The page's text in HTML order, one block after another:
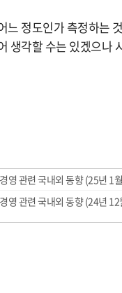
느 정도인가 측정하는
생각할 수는 있겠으나
영 관련 국내외 동향 (25년 1
영 관련 국내외 동향 (24년 12